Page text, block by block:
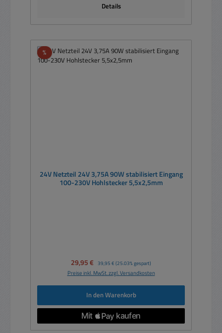
Details
%Rabatt
24V Netzteil 24V 3,75A 90W stabilisiert Eingang
100-230V Hohlstecker 5,5x2,5mm
Verkaufspreis:
29,95 € Regulärer Preis:
39,95 € (25.03% gespart)
Preise inkl. MwSt. zzgl. Versandkosten
In den Warenkorb